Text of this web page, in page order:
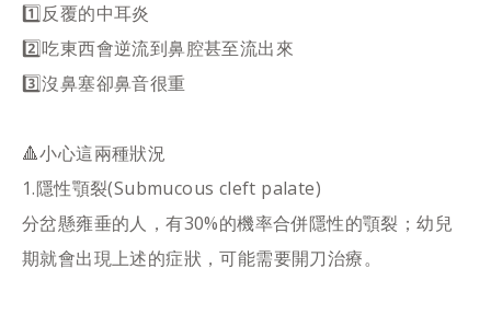
1️⃣反覆的中耳炎
2️⃣吃東西會逆流到鼻腔甚至流出來
3️⃣沒鼻塞卻鼻音很重
🔺小心這兩種狀況
1.隱性顎裂(Submucous cleft palate)
分岔懸雍垂的人，有30%的機率合併隱性的顎裂；幼兒
期就會出現上述的症狀，可能需要開刀治療。